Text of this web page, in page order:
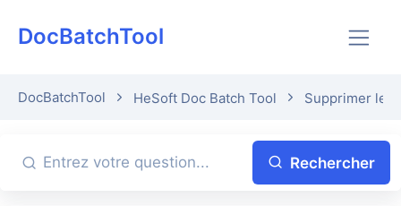
DocBatchTool
DocBatchTool HeSoft Doc Batch Tool Supprimer les
Rechercher